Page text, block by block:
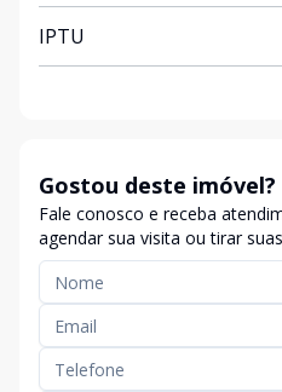
IPTU
Gostou deste imóvel?
Fale conosco e receba
agendar sua visita ou tirar